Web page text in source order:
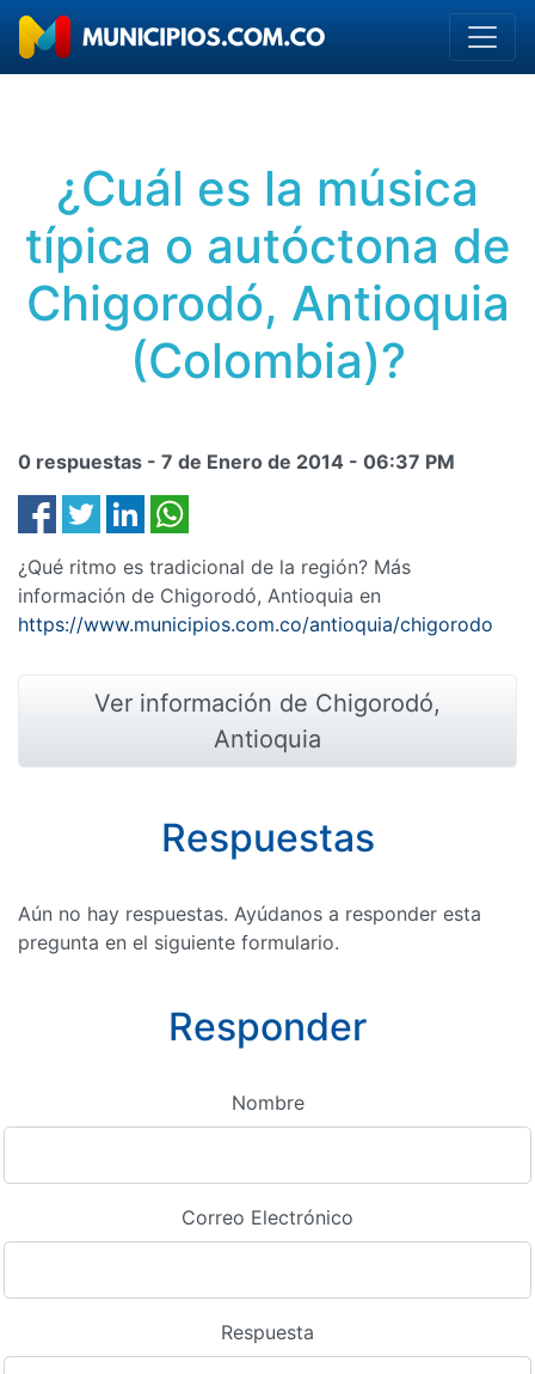
¿Cuál es la música
típica o autóctona de
Chigorodó, Antioquia
(Colombia)?
0 respuestas - 7 de Enero de 2014 - 06:37 PM
¿Qué ritmo es tradicional de la región? Más
información de Chigorodó, Antioquia en
https://www.municipios.com.co/antioquia/chigorodo
Ver información de Chigorodó,
Antioquia
Respuestas
Aún no hay respuestas. Ayúdanos a responder esta
pregunta en el siguiente formulario.
Responder
Nombre
Correo Electrónico
Respuesta